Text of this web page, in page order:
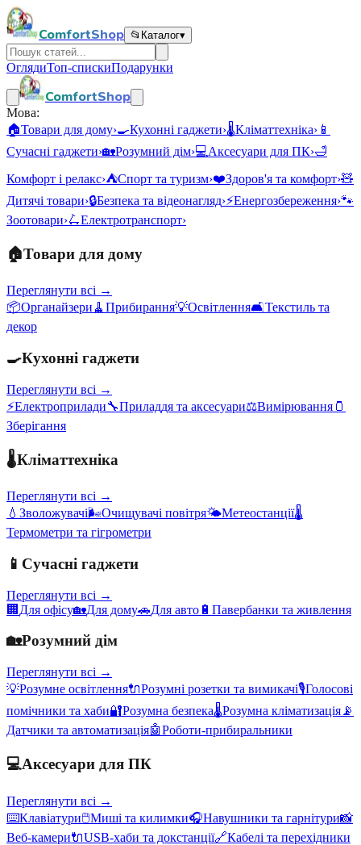
ComfortShop 📂 Каталог▾
ОглядиТоп-спискиПодарунки
ComfortShop
Мова:
🏠Товари для дому›🍳Кухонні гаджети›🌡️Кліматтехніка› 📱
Сучасні гаджети›🏡Розумний дім›💻Аксесуари для ПК›🛁
Комфорт і релакс›⛺Спорт та туризм›❤️Здоров'я та комфорт›🧸
Дитячі товари›🔒Безпека та відеонагляд›⚡Енергозбереження›🐾
Зоотовари›🛴Електротранспорт›
🏠Товари для дому
Переглянути всі →
📦Органайзери 🧹 Прибирання💡Освітлення🛋️Текстиль та
декор
🍳Кухонні гаджети
Переглянути всі →
⚡Електроприлади🔧Приладдя та аксесуари⚖️Вимірювання 🫙
Зберігання
🌡️Кліматтехніка
Переглянути всі →
💧 Зволожувачі🌬️Очищувачі повітря🌤️Метеостанції🌡️
Термометри та гігрометри
📱 Сучасні гаджети
Переглянути всі →
🏢 Для офісу🏡Для дому🚗Для авто 🔋 Павербанки та живлення
🏡Розумний дім
Переглянути всі →
💡Розумне освітлення🔌Розумні розетки та вимикачі🎙️Голосові
помічники та хаби🔐Розумна безпека🌡️Розумна кліматизація 📡
Датчики та автоматизація🤖Роботи-прибиральники
💻Аксесуари для ПК
Переглянути всі →
⌨️Клавіатури🖱️Миші та килимки🎧Навушники та гарнітури📸
Веб-камери🔌USB-хаби та докстанції🔗Кабелі та перехідники